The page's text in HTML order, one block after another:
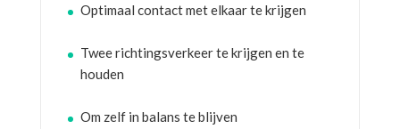
Optimaal contact met elkaar te krijgen
Twee richtingsverkeer te krijgen en te
houden
Om zelf in balans te blijven